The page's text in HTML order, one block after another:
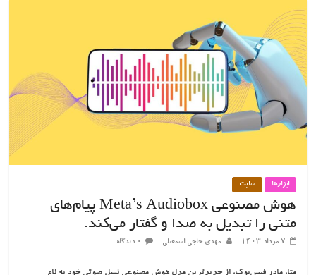
ابزارها سایت
هوش مصنوعی Meta’s Audiobox پیام‌های
متنی را تبدیل به صدا و گفتار می‌کند.
۷ مرداد ۱۴۰۳ مهدی حاجی اسمعیلی ۰ دیدگاه
متا، مادر فیس‌بوک، از جدیدترین مدل هوش مصنوعی نسل صوتی خود به نام